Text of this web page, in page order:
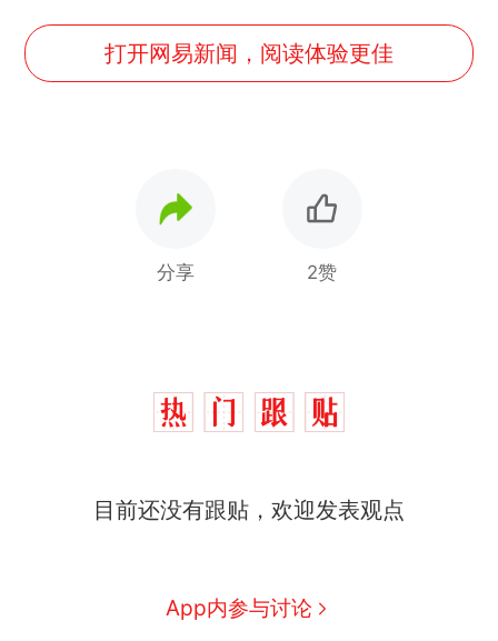
打开网易新闻，阅读体验更佳
分享 2赞
目前还没有跟贴，欢迎发表观点
App内参与讨论
热
西班牙飞地休达边境，摩洛
洛哥涌入西班牙
菌窝，原地守1天等它长大：挖
（新京报）
费大厨“全国小炒肉大王”称